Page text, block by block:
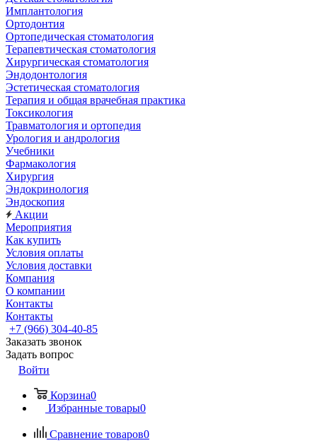
Имплантология
Ортодонтия
Ортопедическая стоматология
Терапевтическая стоматология
Хирургическая стоматология
Эндодонтология
Эстетическая стоматология
Терапия и общая врачебная практика
Токсикология
Травматология и ортопедия
Урология и андрология
Учебники
Фармакология
Хирургия
Эндокринология
Эндоскопия
Акции
Мероприятия
Как купить
Условия оплаты
Условия доставки
Компания
О компании
Контакты
Контакты
+7 (966) 304-40-85
Заказать звонок
Задать вопрос
Войти
Корзина0
Избранные товары0
Сравнение товаров0